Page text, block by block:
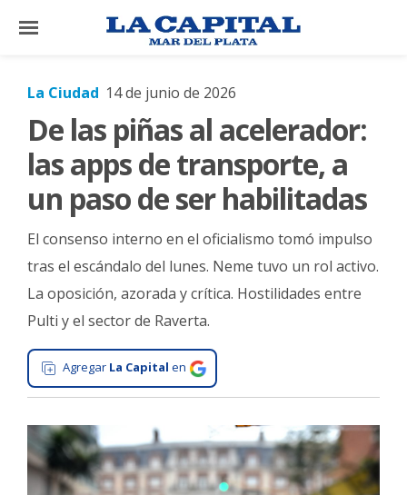
×
El
País
Mundo
La
Zona
Cultura
Tecnología
Gastronomía
Salud
Interés
General
La
La Ciudad 14 de junio de 2026
De las piñas al acelerador:
las apps de transporte, a
un paso de ser habilitadas
El consenso interno en el oficialismo tomó impulso
tras el escándalo del lunes. Neme tuvo un rol activo.
La oposición, azorada y crítica. Hostilidades entre
Pulti y el sector de Raverta.
Agregar La Capital en